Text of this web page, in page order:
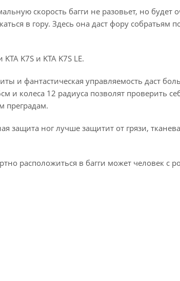
скорость багги не разовьет, но будет
в гору. Здесь она даст фору собратьям
K7S и KTA K7S LE.
и фантастическая управляемость даст
колеса 12 радиуса позволят проверить
преградам.
защита ног лучше защитит от грязи,
расположиться в багги может человек с